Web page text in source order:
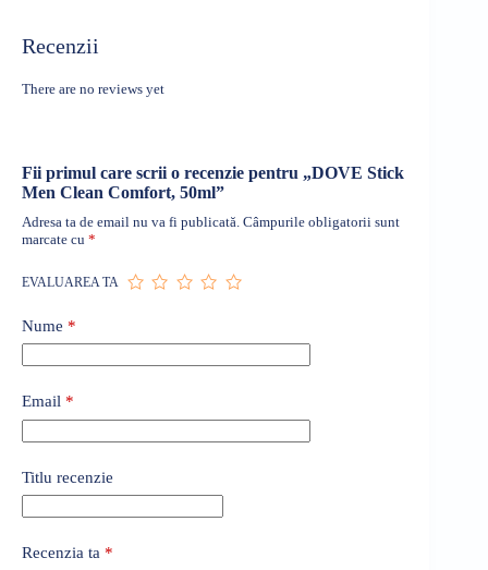
Recenzii
There are no reviews yet
Fii primul care scrii o recenzie pentru „DOVE Stick
Men Clean Comfort, 50ml”
Adresa ta de email nu va fi publicată. Câmpurile obligatorii sunt
marcate cu *
EVALUAREA TA
Nume *
Email *
Titlu recenzie
Recenzia ta *